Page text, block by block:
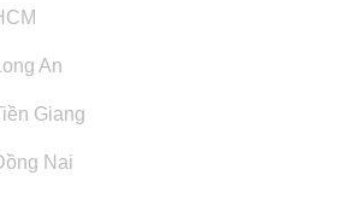
An
Giang
Nai